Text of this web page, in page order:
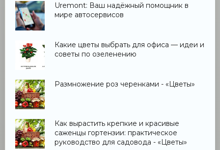
Uremont: Ваш надёжный помощник в
мире автосервисов
Какие цветы выбрать для офиса — идеи и
советы по озеленению
Размножение роз черенками - «Цветы»
Как вырастить крепкие и красивые
саженцы гортензии: практическое
руководство для садовода - «Цветы»